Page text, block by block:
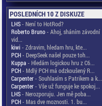
POSLEDNÍCH 10 Z DISKUZE
LHS- Není to HotRod?
Roberto Bruno- Ahoj, sháním závodní
vid...
kiwi - Zdravim, hledam hru, kte...
PCH- DeepSeek našel pouze toh...
Kuppa - Hledám logickou hru z C6...
PCH- Mdlý PCH má odzkoušený R...
Carpenter- Souhlasím s Patrikem a k...
Carpenter- Vše už funguje ke spokoj...
LHS- Nerozporuju. Jen mě poba...
PCH- Mas dve moznosti. 1. bu...